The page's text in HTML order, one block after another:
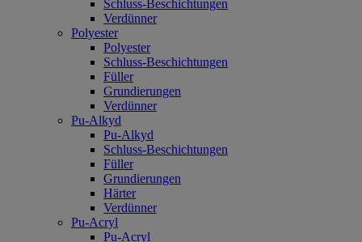
Schluss-Beschichtungen
Verdünner
Polyester
Polyester
Schluss-Beschichtungen
Füller
Grundierungen
Verdünner
Pu-Alkyd
Pu-Alkyd
Schluss-Beschichtungen
Füller
Grundierungen
Härter
Verdünner
Pu-Acryl
Pu-Acryl